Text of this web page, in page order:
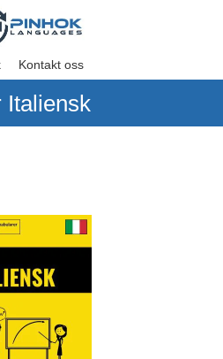
Kontakt oss